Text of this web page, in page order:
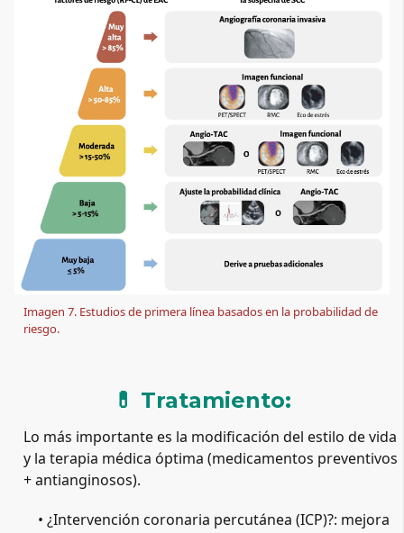
Imagen 7. Estudios de primera línea basados en la probabilidad de
riesgo.
💊 Tratamiento:
Lo más importante es la modificación del estilo de vida
y la terapia médica óptima (medicamentos preventivos
+ antianginosos).
• ¿Intervención coronaria percutánea (ICP)?: mejora